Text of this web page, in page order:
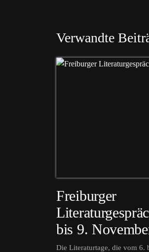
Verwandte
Freiburger
bis 9.
Die Literaturtage, die vom 6.